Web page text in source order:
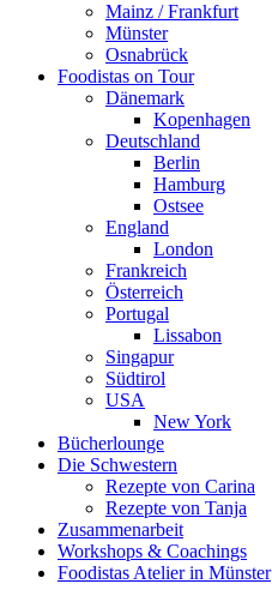
Mainz / Frankfurt
Münster
Osnabrück
Foodistas on Tour
Dänemark
Kopenhagen
Deutschland
Berlin
Hamburg
Ostsee
England
London
Frankreich
Österreich
Portugal
Lissabon
Singapur
Südtirol
USA
New York
Bücherlounge
Die Schwestern
Rezepte von Carina
Rezepte von Tanja
Zusammenarbeit
Workshops & Coachings
Foodistas Atelier in Münster